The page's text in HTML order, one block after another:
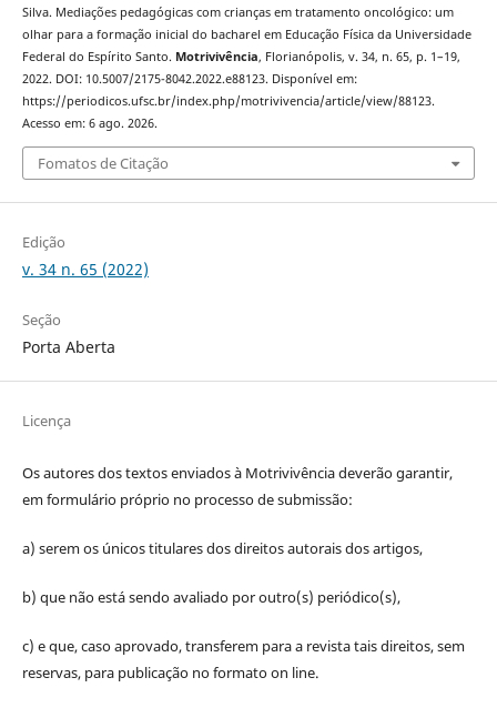
Silva. Mediações pedagógicas com crianças em tratamento oncológico: um
olhar para a formação inicial do bacharel em Educação Física da Universidade
Federal do Espírito Santo. Motrivivência, Florianópolis, v. 34, n. 65, p. 1–19,
2022. DOI: 10.5007/2175-8042.2022.e88123. Disponível em:
https://periodicos.ufsc.br/index.php/motrivivencia/article/view/88123.
Acesso em: 6 ago. 2026.
Fomatos de Citação
Edição
v. 34 n. 65 (2022)
Seção
Porta Aberta
Licença
Os autores dos textos enviados à Motrivivência deverão garantir,
em formulário próprio no processo de submissão:
a) serem os únicos titulares dos direitos autorais dos artigos,
b) que não está sendo avaliado por outro(s) periódico(s),
c) e que, caso aprovado, transferem para a revista tais direitos, sem
reservas, para publicação no formato on line.